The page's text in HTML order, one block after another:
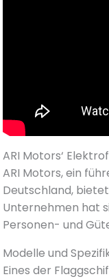
ARI Motors‘
ARI Motors, ein
Deutschland,
Unternehmen hat
Personen- und
Modelle und
Eines der